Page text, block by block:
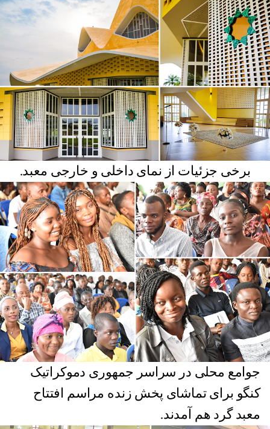
برخی جزئیات از نمای داخلی و خارجی معبد.
جوامع محلی در سراسر جمهوری دموکراتیک
کنگو برای تماشای پخش زنده مراسم افتتاح
معبد گرد هم آمدند.